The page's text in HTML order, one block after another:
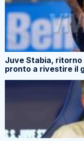
Juve Stabia,
pronto a rivestire il